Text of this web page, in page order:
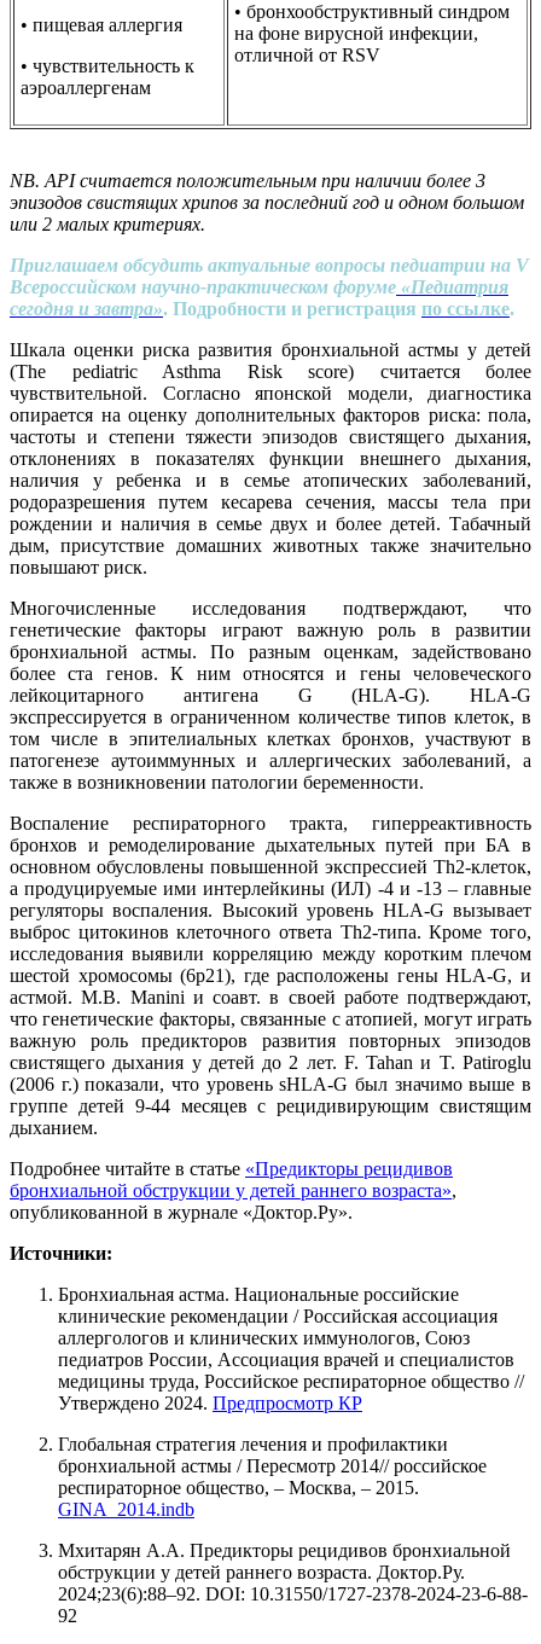
• пищевая аллергия
• чувствительность к
аэроаллергенам
• бронхообструктивный синдром
на фоне вирусной инфекции,
отличной от RSV
NB. API считается положительным при наличии более 3
эпизодов свистящих хрипов за последний год и одном большом
или 2 малых критериях.
Приглашаем обсудить актуальные вопросы педиатрии на V
Всероссийском научно-практическом форуме «Педиатрия
сегодня и завтра». Подробности и регистрация по ссылке.
Шкала оценки риска развития бронхиальной астмы у детей
(The pediatric Asthma Risk score) считается более
чувствительной. Согласно японской модели, диагностика
опирается на оценку дополнительных факторов риска: пола,
частоты и степени тяжести эпизодов свистящего дыхания,
отклонениях в показателях функции внешнего дыхания,
наличия у ребенка и в семье атопических заболеваний,
родоразрешения путем кесарева сечения, массы тела при
рождении и наличия в семье двух и более детей. Табачный
дым, присутствие домашних животных также значительно
повышают риск.
Многочисленные исследования подтверждают, что
генетические факторы играют важную роль в развитии
бронхиальной астмы. По разным оценкам, задействовано
более ста генов. К ним относятся и гены человеческого
лейкоцитарного антигена G (HLA-G). HLA-G
экспрессируется в ограниченном количестве типов клеток, в
том числе в эпителиальных клетках бронхов, участвуют в
патогенезе аутоиммунных и аллергических заболеваний, а
также в возникновении патологии беременности.
Воспаление респираторного тракта, гиперреактивность
бронхов и ремоделирование дыхательных путей при БА в
основном обусловлены повышенной экспрессией Тh2-клеток,
а продуцируемые ими интерлейкины (ИЛ) -4 и -13 – главные
регуляторы воспаления. Высокий уровень HLA-G вызывает
выброс цитокинов клеточного ответа Th2-типа. Кроме того,
исследования выявили корреляцию между коротким плечом
шестой хромосомы (6p21), где расположены гены HLA-G, и
астмой. M.B. Manini и соавт. в своей работе подтверждают,
что генетические факторы, связанные с атопией, могут играть
важную роль предикторов развития повторных эпизодов
свистящего дыхания у детей до 2 лет. F. Tahan и T. Patiroglu
(2006 г.) показали, что уровень sHLA-G был значимо выше в
группе детей 9-44 месяцев с рецидивирующим свистящим
дыханием.
Подробнее читайте в статье «Предикторы рецидивов
бронхиальной обструкции у детей раннего возраста»,
опубликованной в журнале «Доктор.Ру».
Источники:
Бронхиальная астма. Национальные российские
клинические рекомендации / Российская ассоциация
аллергологов и клинических иммунологов, Союз
педиатров России, Ассоциация врачей и специалистов
медицины труда, Российское респираторное общество //
Утверждено 2024. Предпросмотр КР
Глобальная стратегия лечения и профилактики
бронхиальной астмы / Пересмотр 2014// российское
респираторное общество, – Москва, – 2015.
GINA_2014.indb
Мхитарян А.А. Предикторы рецидивов бронхиальной
обструкции у детей раннего возраста. Доктор.Ру.
2024;23(6):88–92. DOI: 10.31550/1727-2378-2024-23-6-88-
92